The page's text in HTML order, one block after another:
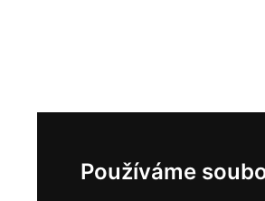
Používáme